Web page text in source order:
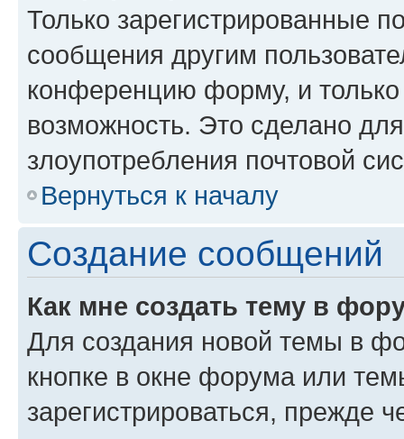
Только зарегистрированные
сообщения другим
конференцию форму, и
возможность. Это сделано
злоупотребления почтовой
Вернуться к началу
Создание сообщений
Как мне создать тему в
Для создания новой темы в
кнопке в окне форума или
зарегистрироваться, прежде